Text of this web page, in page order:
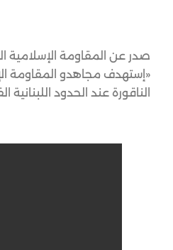
صدر عن المقاومة الإسلامية
الناقورة عند الحدود